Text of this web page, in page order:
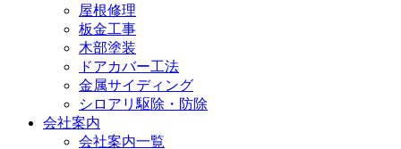
屋根修理
板金工事
木部塗装
ドアカバー工法
金属サイディング
シロアリ駆除・防除
会社案内
会社案内一覧